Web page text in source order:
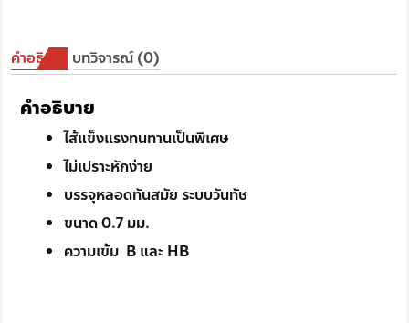
คำอธิบาย บทวิจารณ์ (0)
คำอธิบาย
ไส้แข็งแรงทนทานเป็นพิเศษ
ไม่เปราะหักง่าย
บรรจุหลอดทันสมัย ระบบวันทัช
ขนาด 0.7 มม.
ความเข้ม B และ HB